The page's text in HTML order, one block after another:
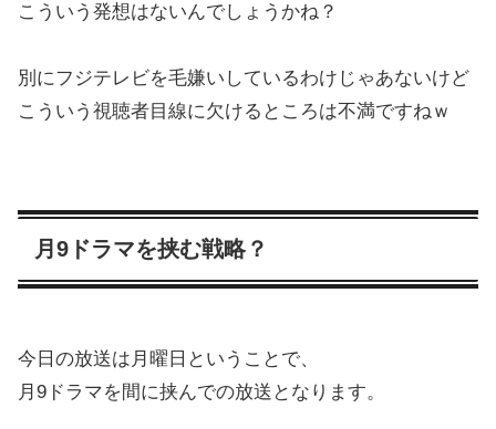
こういう発想はないんでしょうかね？
別にフジテレビを毛嫌いしているわけじゃあないけど
こういう視聴者目線に欠けるところは不満ですねｗ
月9ドラマを挟む戦略？
今日の放送は月曜日ということで、
月9ドラマを間に挟んでの放送となります。